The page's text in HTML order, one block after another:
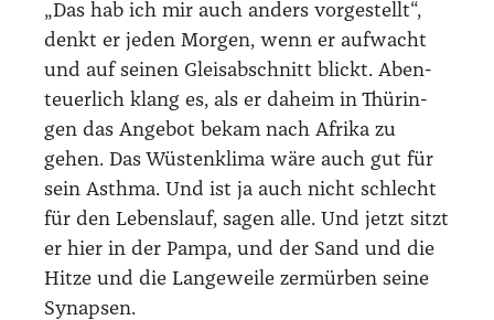
„Das hab ich mir auch anders vor­ge­stellt“,
denkt er jeden Mor­gen, wenn er auf­wacht
und auf sei­nen Gleis­ab­schnitt blickt. Aben­
teu­er­lich klang es, als er daheim in Thü­rin­
gen das Ange­bot bekam nach Afri­ka zu
gehen. Das Wüs­ten­kli­ma wäre auch gut für
sein Asth­ma. Und ist ja auch nicht schlecht
für den Lebens­lauf, sagen alle. Und jetzt sitzt
er hier in der Pam­pa, und der Sand und die
Hit­ze und die Lan­ge­wei­le zer­mür­ben sei­ne
Syn­ap­sen.